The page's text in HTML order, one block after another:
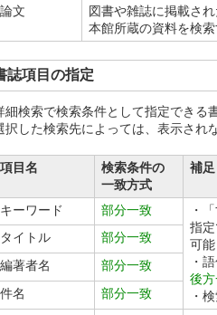
論文
図書や雑誌に掲載され
本館所蔵の資料を検
誌項目の指定
細検索で検索条件として指定できる
択した検索先によっては、表示され
項目名
検索条件の
一致方式
補足
キーワード 部分一致
・
指
可能
・
後
・
タイトル
部分一致
編著者名
部分一致
件名
部分一致